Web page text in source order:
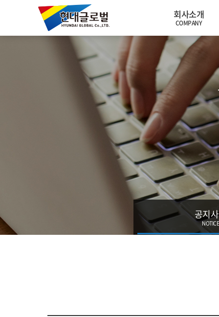
회사소개
COMPANY
대표 인사말
GREETINGS
기업개요
찾아오시는 길
VISIT
공지
NOTICE